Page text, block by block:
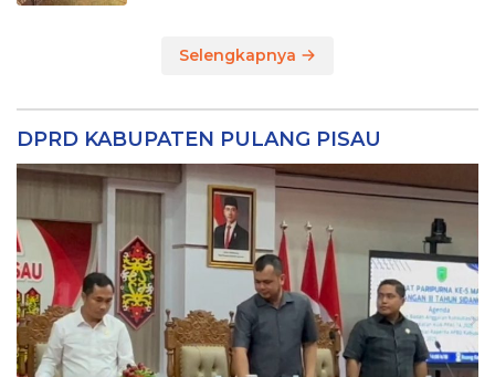
Selengkapnya
DPRD KABUPATEN PULANG PISAU